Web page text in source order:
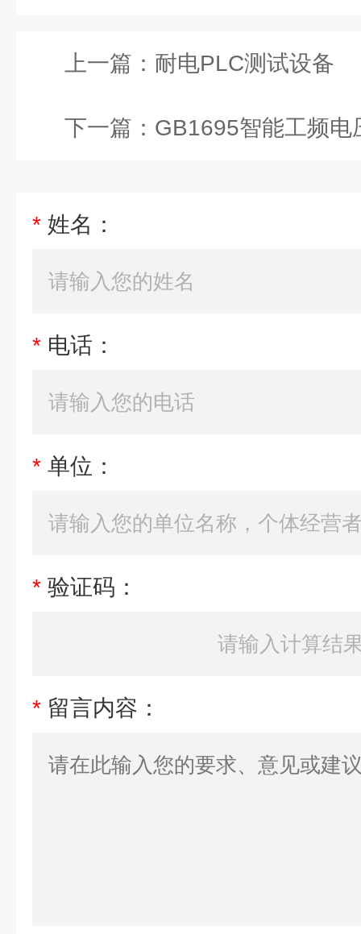
上一篇： 耐电PLC测试设备
下一篇： GB1695智能工频电
* 姓名：
* 电话：
* 单位：
* 验证码：
* 留言内容：